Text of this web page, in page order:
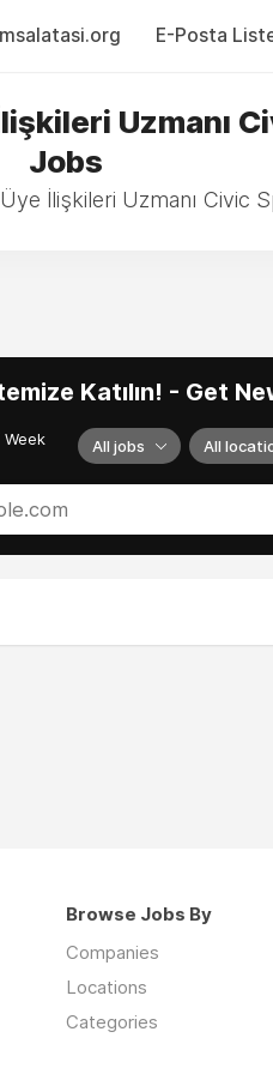
E-Posta
Uzmanı
Jobs
İlişkileri Uzmanı Civic
Katılın! - Get
Week All jobs All
Browse Jobs By
Companies
Locations
Categories